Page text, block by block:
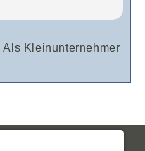
Als Kleinunternehmer